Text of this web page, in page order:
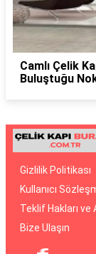
Camlı Çelik
Buluştuğu
Gizlilik Politikası
Kullanıcı
Teklif Hakları ve
Bize Ulaşın